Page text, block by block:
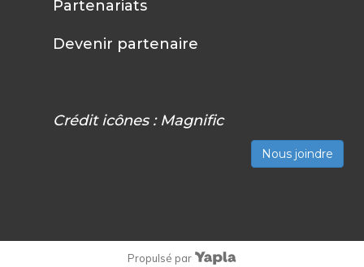
Partenariats
Devenir partenaire
Crédit icônes : Magnific
Nous joindre
Propulsé par